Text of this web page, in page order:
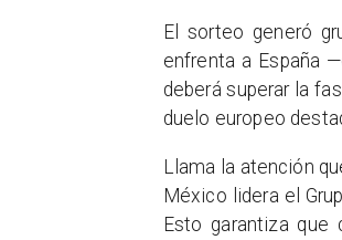
El sorteo generó
enfrenta a España
deberá superar la
duelo europeo
Llama la atención
México lidera el
Esto garantiza que